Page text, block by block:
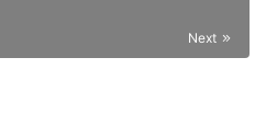
Next